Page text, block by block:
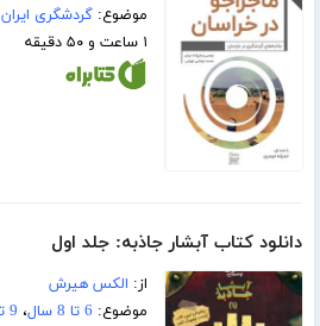
موضوع:گردشگری ایران
۱ ساعت و ۵۰ دقیقه
دانلود کتاب آبشار جاذبه: جلد اول
از: الکس هیرش
موضوع: 6 تا 8 سال ، 9 تا 12 سال